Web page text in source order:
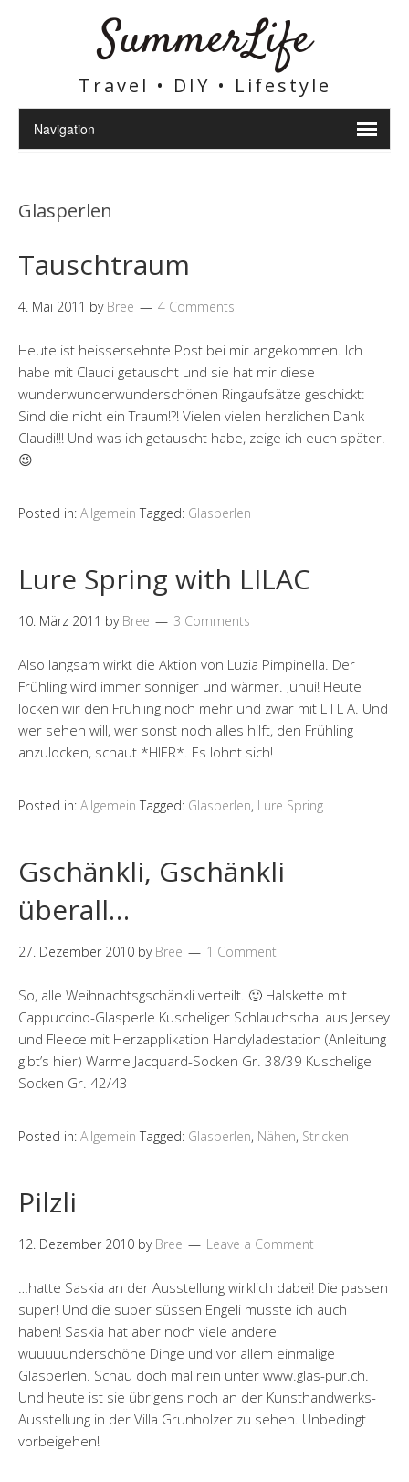
SummerLife
Travel • DIY • Lifestyle
Glasperlen
Tauschtraum
4. Mai 2011 by Bree 4 Comments
Heute ist heissersehnte Post bei mir angekommen. Ich
habe mit Claudi getauscht und sie hat mir diese
wunderwunderwunderschönen Ringaufsätze geschickt:
Sind die nicht ein Traum!?! Vielen vielen herzlichen Dank
Claudi!!! Und was ich getauscht habe, zeige ich euch später.
😉
Posted in: Allgemein Tagged: Glasperlen
Lure Spring with LILAC
10. März 2011 by Bree 3 Comments
Also langsam wirkt die Aktion von Luzia Pimpinella. Der
Frühling wird immer sonniger und wärmer. Juhui! Heute
locken wir den Frühling noch mehr und zwar mit L I L A. Und
wer sehen will, wer sonst noch alles hilft, den Frühling
anzulocken, schaut *HIER*. Es lohnt sich!
Posted in: Allgemein Tagged: Glasperlen, Lure Spring
Gschänkli, Gschänkli
überall…
27. Dezember 2010 by Bree 1 Comment
So, alle Weihnachtsgschänkli verteilt. 🙂 Halskette mit
Cappuccino-Glasperle Kuscheliger Schlauchschal aus Jersey
und Fleece mit Herzapplikation Handyladestation (Anleitung
gibt’s hier) Warme Jacquard-Socken Gr. 38/39 Kuschelige
Socken Gr. 42/43
Posted in: Allgemein Tagged: Glasperlen, Nähen, Stricken
Pilzli
12. Dezember 2010 by Bree Leave a Comment
…hatte Saskia an der Ausstellung wirklich dabei! Die passen
super! Und die super süssen Engeli musste ich auch
haben! Saskia hat aber noch viele andere
wuuuuunderschöne Dinge und vor allem einmalige
Glasperlen. Schau doch mal rein unter www.glas-pur.ch.
Und heute ist sie übrigens noch an der Kunsthandwerks-
Ausstellung in der Villa Grunholzer zu sehen. Unbedingt
vorbeigehen!